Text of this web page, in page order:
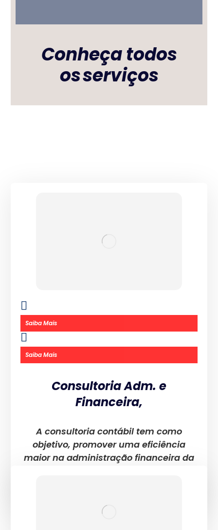
Conheça todos
osserviços
Saiba Mais
Saiba Mais
Consultoria Adm. e
Financeira,
A consultoria contábil tem como
objetivo, promover uma eficiência
maior na administração financeira da